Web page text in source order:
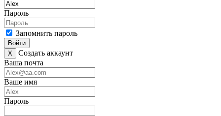
Пароль
Запомнить пароль
Войти
X
Создать аккаунт
Ваша почта
Ваше имя
Пароль